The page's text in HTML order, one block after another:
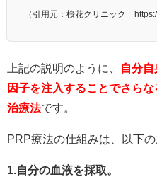
（引用元：桜花クリニック
上記の説明のように、
自分
因子を注入することでさら
治療法です。
PRP療法の仕組みは、以下の
1.自分の血液を採取。